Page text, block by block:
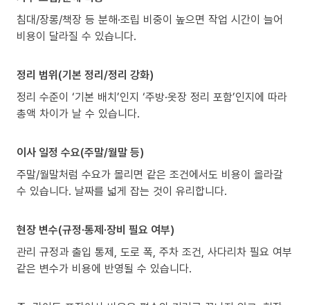
침대/장롱/책장 등 분해·조립 비중이 높으면 작업 시간이 늘어
비용이 달라질 수 있습니다.
정리 범위(기본 정리/정리 강화)
정리 수준이 ‘기본 배치’인지 ‘주방·옷장 정리 포함’인지에 따라
총액 차이가 날 수 있습니다.
이사 일정 수요(주말/월말 등)
주말/월말처럼 수요가 몰리면 같은 조건에서도 비용이 올라갈
수 있습니다. 날짜를 넓게 잡는 것이 유리합니다.
현장 변수(규정·통제·장비 필요 여부)
관리 규정과 출입 통제, 도로 폭, 주차 조건, 사다리차 필요 여부
같은 변수가 비용에 반영될 수 있습니다.